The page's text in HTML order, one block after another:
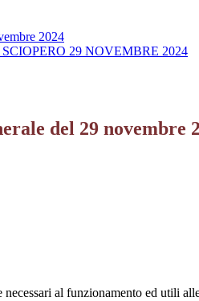
2024
29 NOVEMBRE 2024
del 29 novembre
al funzionamento ed utili